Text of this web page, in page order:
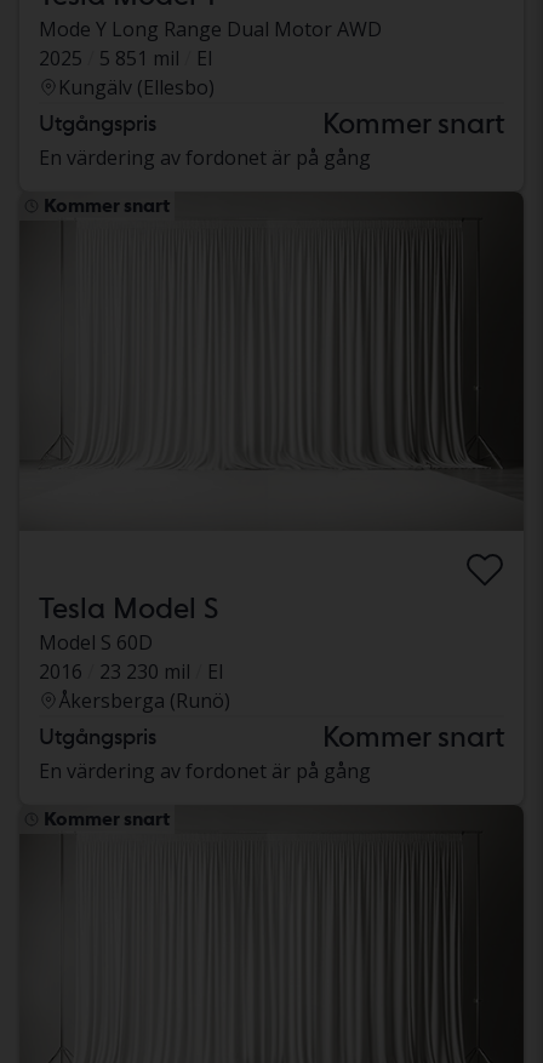
Mode Y Long Range Dual Motor AWD
2025
5 851 mil
El
Kungälv (Ellesbo)
Utgångspris Kommer snart
En värdering av fordonet är på gång
Kommer snart
Tesla Model S
Model S 60D
2016
23 230 mil
El
Åkersberga (Runö)
Utgångspris Kommer snart
En värdering av fordonet är på gång
Kommer snart